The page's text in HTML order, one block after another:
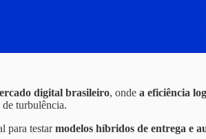
digital brasileiro, onde a eficiência
turbulência.
para testarmodelos híbridos de entrega e